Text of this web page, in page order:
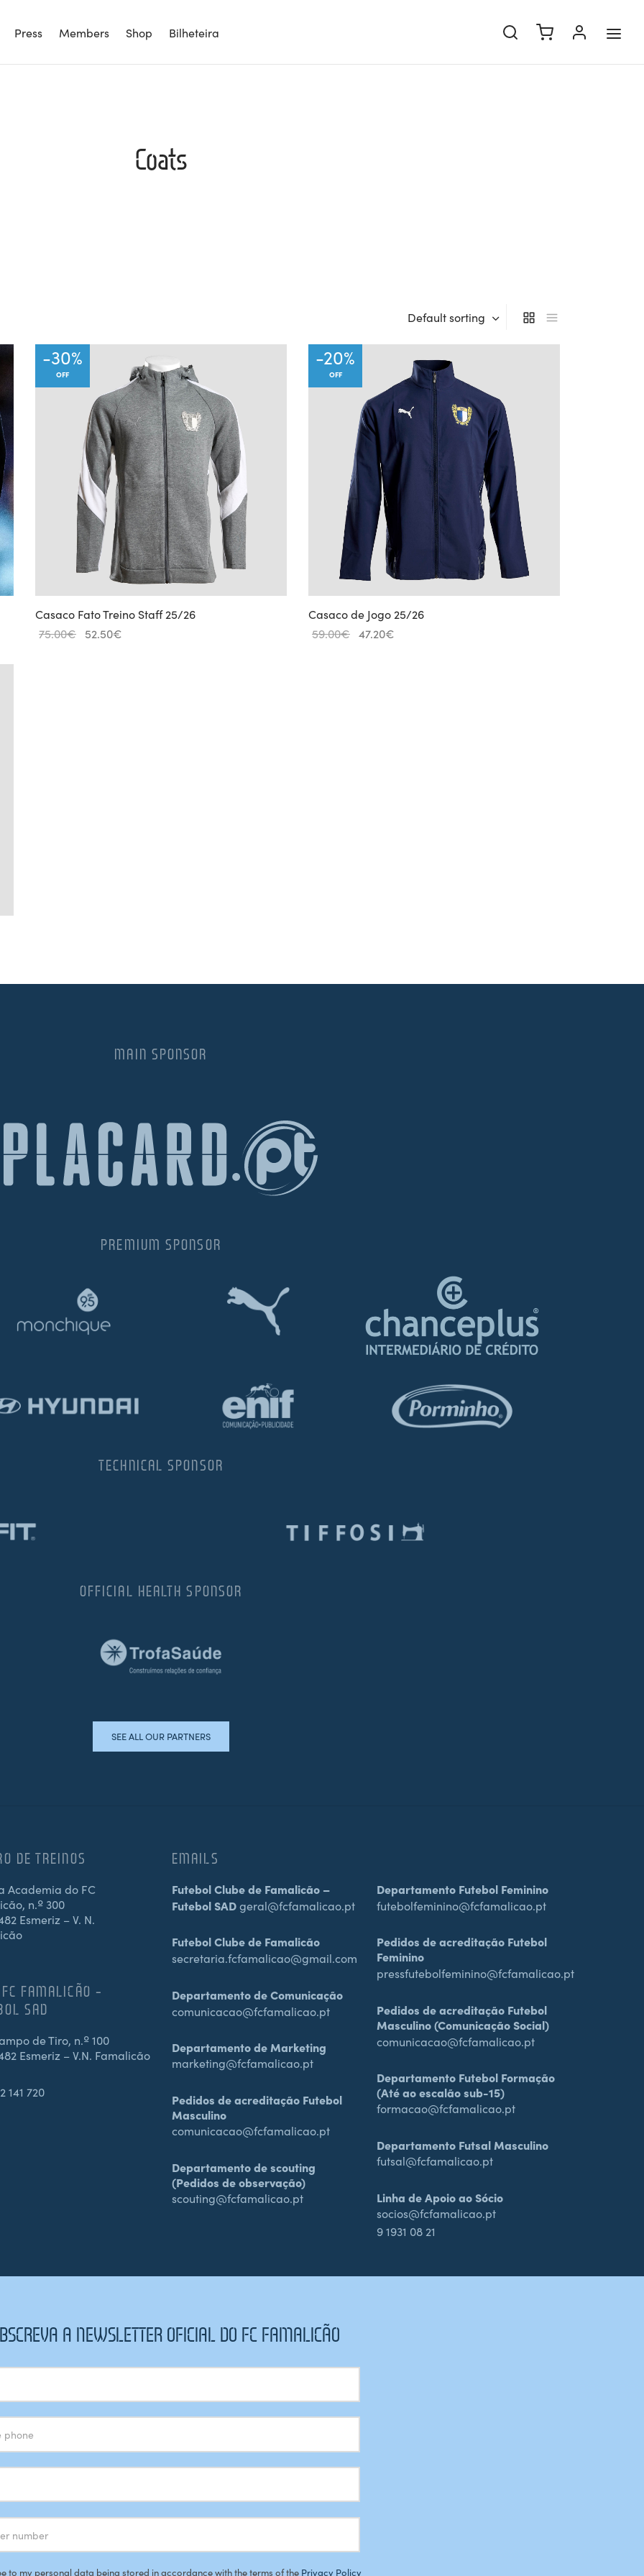
Press Members Shop Bilheteira
Coats
Default sorting
-30%
OFF
Casaco Fato Treino Staff 25/26
75.00€ Original
52.50€
-20%
OFF
Casaco de Jogo 25/26
59.00€ Original
47.20€
MAIN SPONSOR
PREMIUM SPONSOR
TECHNICAL SPONSOR
OFFICIAL HEALTH SPONSOR
SEE ALL OUR PARTNERS
DE TREINOS
Academia do FC
n.º 300
Esmeriz – V. N.
FAMALICÃO –
SAD
de Tiro, n.º 100
Esmeriz – V.N. Famalicão
141 720
EMAILS
Futebol Clube de Famalicão –
Futebol SADgeral@fcfamalicao.pt
Futebol Clube de Famalicão
secretaria.fcfamalicao@gmail.com
Departamento de Comunicação
comunicacao@fcfamalicao.pt
Departamento de Marketing
marketing@fcfamalicao.pt
Pedidos de acreditação Futebol
Masculino
comunicacao@fcfamalicao.pt
Departamento de scouting
(Pedidos de observação)
scouting@fcfamalicao.pt
Departamento Futebol Feminino
futebolfeminino@fcfamalicao.pt
Pedidos de acreditação Futebol
Feminino
pressfutebolfeminino@fcfamalicao.pt
Pedidos de acreditação Futebol
Masculino (Comunicação Social)
comunicacao@fcfamalicao.pt
Departamento Futebol Formação
(Até ao escalão sub-15)
formacao@fcfamalicao.pt
Departamento Futsal Masculino
futsal@fcfamalicao.pt
Linha de Apoio ao Sócio
socios@fcfamalicao.pt
9 1931 08 21
A NEWSLETTER OFICIAL DO FC FAMALICÃO
to my personal data being stored in accordance with the terms of the Privacy Policy